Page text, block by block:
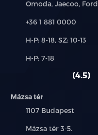
Márkák:
Omoda, Jaecoo, Ford
Telefon:
+36 1 881 0000
Új-
használt
H-P: 8-18, SZ: 10-13
Alkatrész,
H-P: 7-18
4.5
Mázsa tér
Település:
1107 Budapest
Cím:
Mázsa tér 3-5.